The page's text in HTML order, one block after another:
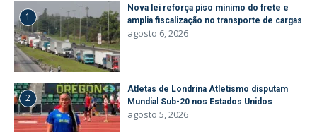
1
Nova lei reforça piso mínimo do frete e
amplia fiscalização no transporte de cargas
agosto 6, 2026
2
Atletas de Londrina Atletismo disputam
Mundial Sub-20 nos Estados Unidos
agosto 5, 2026